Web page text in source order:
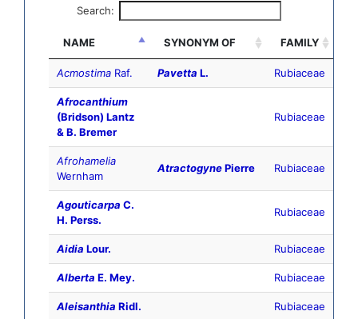
Search:
NAME SYNONYM OF FAMILY
Acmostima Raf. Pavetta L. Rubiaceae
Afrocanthium
(Bridson) Lantz
& B. Bremer
Rubiaceae
Afrohamelia
Wernham
AtractogynePierre Rubiaceae
Agouticarpa C.
H. Perss.
Rubiaceae
Aidia Lour. Rubiaceae
Alberta E. Mey. Rubiaceae
Aleisanthia Ridl. Rubiaceae